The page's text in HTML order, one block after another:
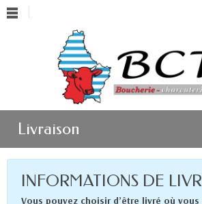
Livraison
INFORMATIONS DE
Vous pouvez choisir d’être livré où